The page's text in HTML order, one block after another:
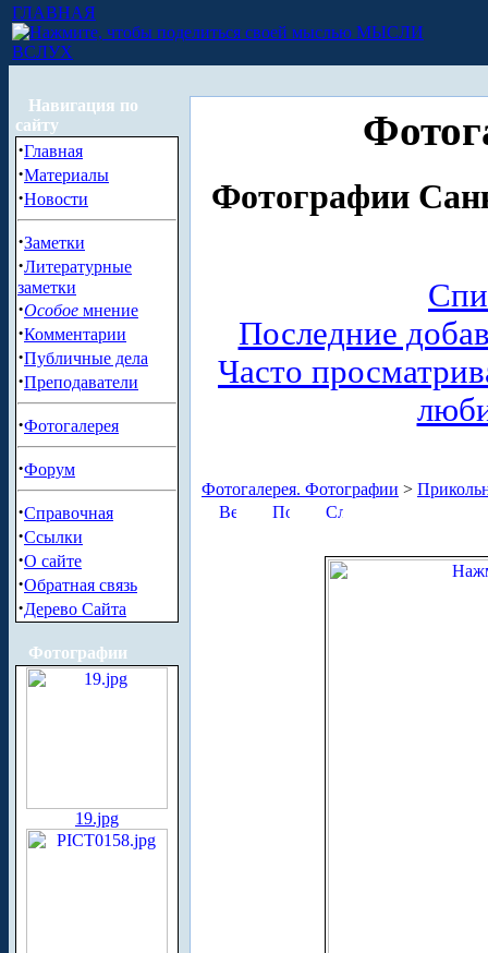
ГЛАВНАЯ
МЫСЛИ
ВСЛУХ
Навигация по
сайту
·Главная
·Материалы
·Новости
·Заметки
·Литературные
заметки
·Особое мнение
·Комментарии
·Публичные дела
·Преподаватели
·Фотогалерея
·Форум
·Справочная
·Ссылки
·О сайте
·Обратная связь
·Дерево Сайта
Фотографии
19.jpg
Фотографии
Последние
Часто
Фотогалерея. Фотографии >